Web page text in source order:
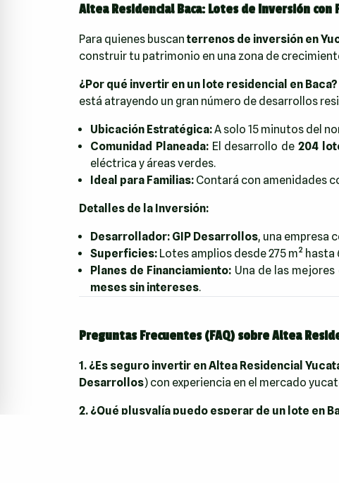
Altea Residencial Baca: Lotes de Inversión con
Para quienes buscan terrenos de inversión en
construir tu patrimonio en una zona de
¿Por qué invertir en un lote residencial en Baca?
está atrayendo un gran número de desarrollos
Ubicación Estratégica:A solo 15 minutos del
Comunidad Planeada:El desarrollo de 204
eléctrica y áreas verdes.
Ideal para Familias: Contará con amenidades
Detalles de la Inversión:
Desarrollador: GIP Desarrollos, una empresa
Superficies: Lotes amplios desde 275 m² hasta
Planes de Financiamiento: Una de las
meses sin intereses.
Preguntas Frecuentes (FAQ) sobre Altea
1. ¿Es seguro invertir en Altea Residencial
Desarrollos) con experiencia en el mercado
2. ¿Qué plusvalía puedo esperar de un lote en